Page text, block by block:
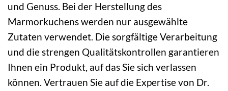
und Genuss. Bei der Herstellung des
Marmorkuchens werden nur ausgewählte
Zutaten verwendet. Die sorgfältige Verarbeitung
und die strengen Qualitätskontrollen garantieren
Ihnen ein Produkt, auf das Sie sich verlassen
können. Vertrauen Sie auf die Expertise von Dr.